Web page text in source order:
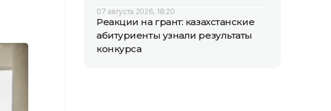
07 августа 2026, 18:20
Реакции на грант: казахстанские
абитуриенты узнали результаты
конкурса